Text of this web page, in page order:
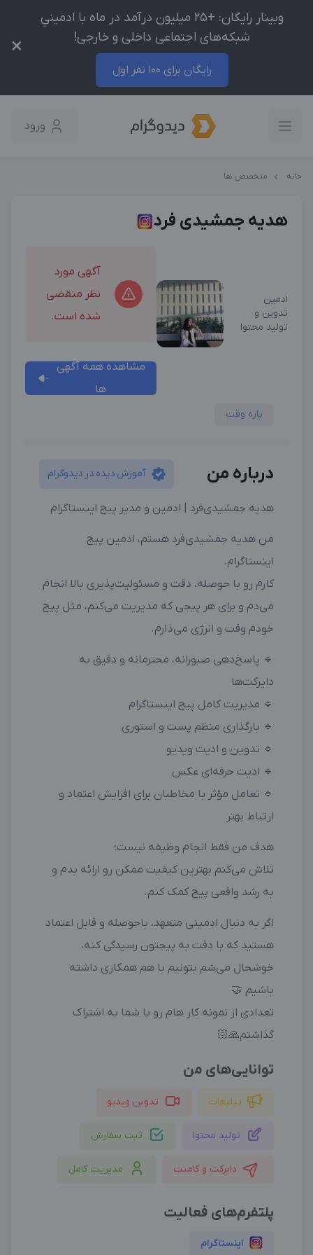
وبینار رایگان: +25 میلیون درآمد در ماه با ادمینیِ
شبکه‌های اجتماعی داخلی و خارجی!
رایگان برای 100 نفر اول
×
ورود
خانه متخصص ها
هدیه جمشیدی فرد
ادمین
تدوین و
تولید محتوا
آگهی مورد
نظر منقضی
شده است.
مشاهده همه آگهی
ها
پاره وقت
درباره من آموزش دیده در دیدوگرام
هدیه جمشیدی‌فرد | ادمین و مدیر پیج اینستاگرام
من هدیه جمشیدی‌فرد هستم، ادمین پیج
اینستاگرام.
کارم رو با حوصله، دقت و مسئولیت‌پذیری بالا انجام
می‌دم و برای هر پیجی که مدیریت می‌کنم، مثل پیج
خودم وقت و انرژی می‌ذارم.
🔹 پاسخ‌دهی صبورانه، محترمانه و دقیق به
دایرکت‌ها
🔹 مدیریت کامل پیج اینستاگرام
🔹 بارگذاری منظم پست و استوری
🔹 تدوین و ادیت ویدیو
🔹 ادیت حرفه‌ای عکس
🔹 تعامل مؤثر با مخاطبان برای افزایش اعتماد و
ارتباط بهتر
هدف من فقط انجام وظیفه نیست؛
تلاش می‌کنم بهترین کیفیت ممکن رو ارائه بدم و
به رشد واقعی پیج کمک کنم.
اگر به دنبال ادمینی متعهد، باحوصله و قابل اعتماد
هستید که با دقت به پیجتون رسیدگی کنه،
خوشحال می‌شم بتونیم با هم همکاری داشته
باشیم 🤝
تعدادی از نمونه کار هام رو با شما به اشتراک
گذاشتم🙏🏻
توانایی‌های من
تبلیغات تدوین ویدیو
تولید محتوا ثبت سفارش
دایرکت و کامنت مدیریت کامل
پلتفرم‌های فعالیت
اینستاگرام